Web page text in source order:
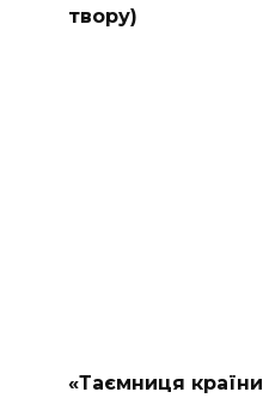
твору)
«Таємниця